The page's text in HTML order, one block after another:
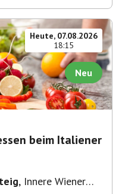
Heute, 07.08.2026
18:15
Neu
beim Italiener
, Innere Wiener